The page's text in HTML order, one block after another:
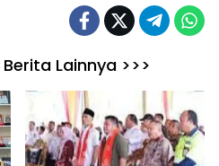
Lainnya >>>